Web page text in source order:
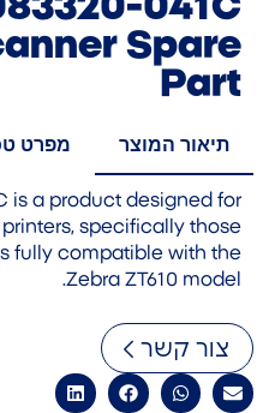
Spare
Part
תיאור המוצר מפרט
is a product designed for
specifically those
fully compatible with the
Zebra ZT610 model.
צור קשר